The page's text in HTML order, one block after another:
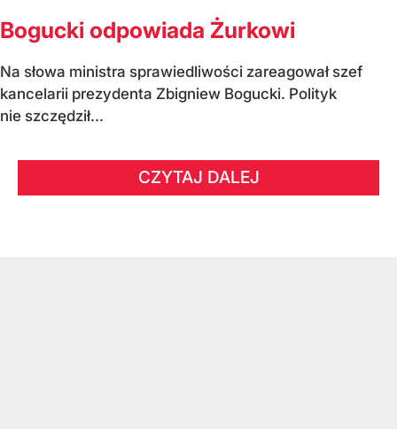
Bogucki odpowiada Żurkowi
Na słowa ministra sprawiedliwości zareagował szef
kancelarii prezydenta Zbigniew Bogucki. Polityk
nie szczędził...
CZYTAJ DALEJ